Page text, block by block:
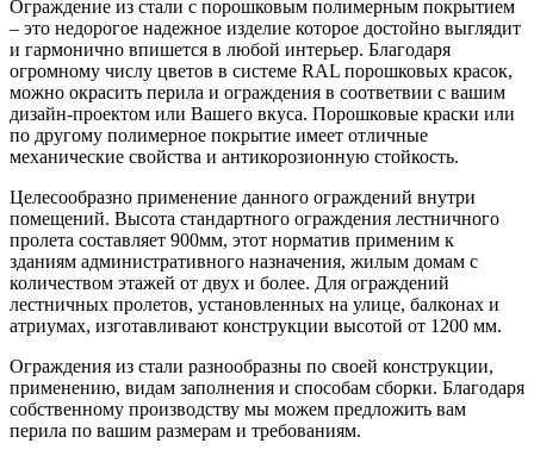
Ограждение из стали с порошковым полимерным покрытием
– это недорогое надежное изделие которое достойно выглядит
и гармонично впишется в любой интерьер. Благодаря
огромному числу цветов в системе RAL порошковых красок,
можно окрасить перила и ограждения в соответвии с вашим
дизайн-проектом или Вашего вкуса. Порошковые краски или
по другому полимерное покрытие имеет отличные
механические свойства и антикорозионную стойкость.
Целесообразно применение данного ограждений внутри
помещений. Высота стандартного ограждения лестничного
пролета составляет 900мм, этот норматив применим к
зданиям административного назначения, жилым домам с
количеством этажей от двух и более. Для ограждений
лестничных пролетов, установленных на улице, балконах и
атриумах, изготавливают конструкции высотой от 1200 мм.
Ограждения из стали разнообразны по своей конструкции,
применению, видам заполнения и способам сборки. Благодаря
собственному производству мы можем предложить вам
перила по вашим размерам и требованиям.